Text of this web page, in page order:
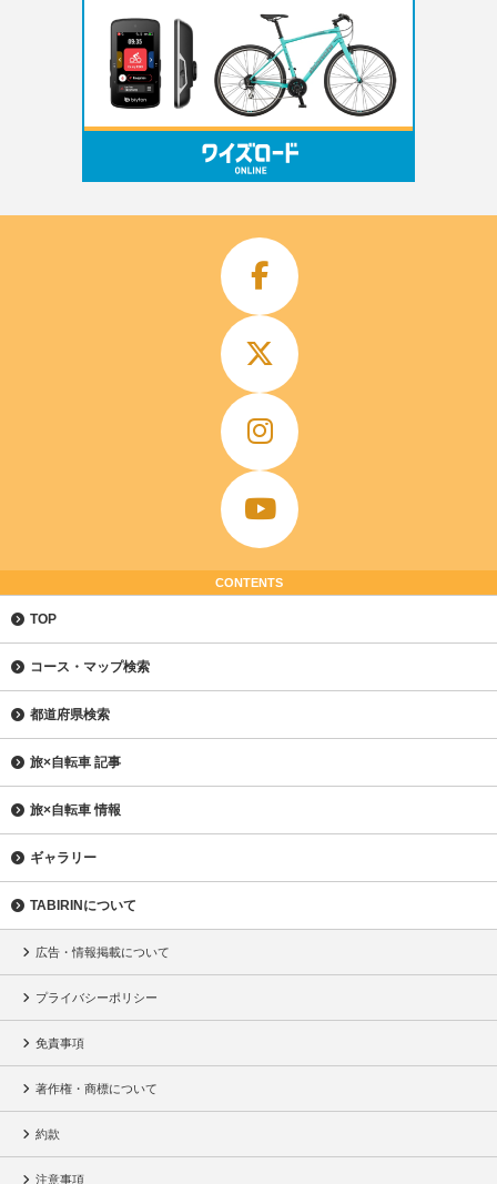
CONTENTS
TOP
コース・マップ検索
都道府県検索
旅×自転車 記事
旅×自転車 情報
ギャラリー
TABIRINについて
広告・情報掲載について
プライバシーポリシー
免責事項
著作権・商標について
約款
注意事項